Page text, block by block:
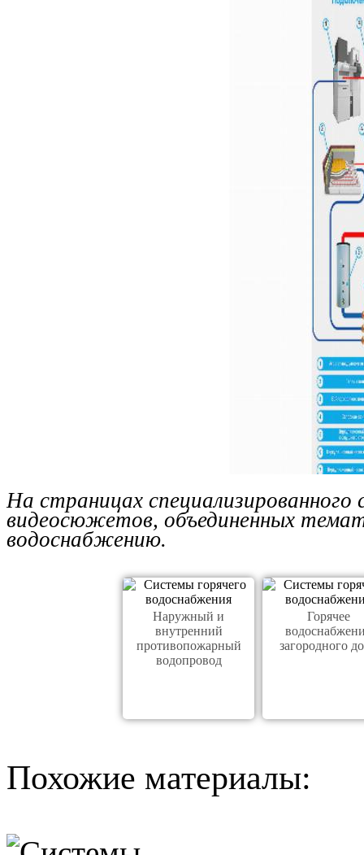
На страницах
видеосюжетов, объединенных
водоснабжению.
Наружный и
внутренний
противопожарный
водопровод
Горячее
загородного
Похожие материалы: